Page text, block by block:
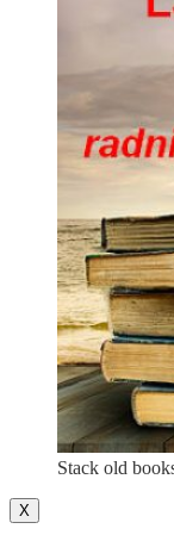
Stack old
X